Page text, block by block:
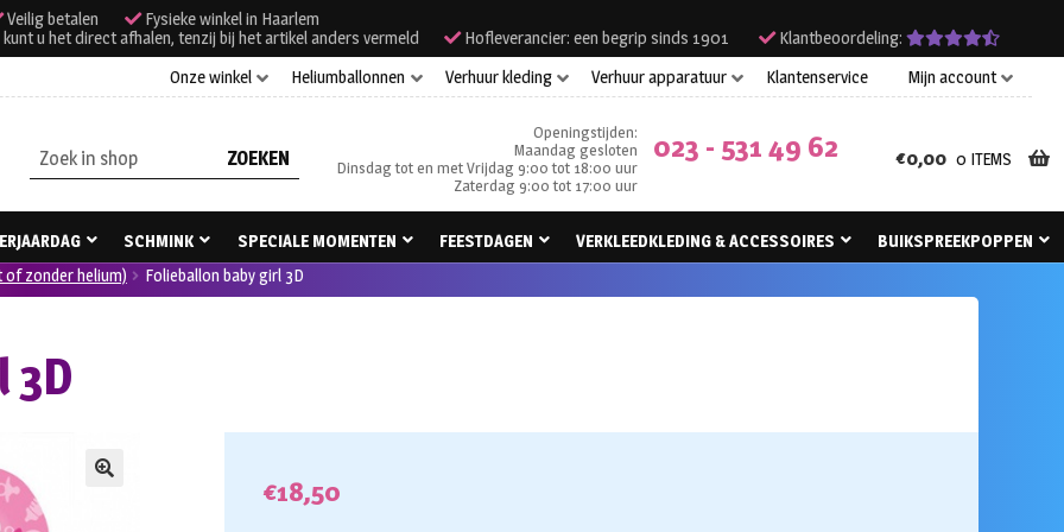
Veilig betalen
Fysieke winkel in Haarlem
u het direct afhalen, tenzij bij het artikel anders vermeld
Hofleverancier: een begrip sinds 1901
Klantbeoordeling:
Onze winkel
Heliumballonnen Verhuur kleding Verhuur apparatuur Klantenservice Mijn account
Zoeken
naar:
Openingstijden:
Maandag gesloten
Dinsdag tot en met Vrijdag 9:00 tot 18:00 uur
Zaterdag 9:00 tot 17:00 uur
023 - 531 49 62 €0,00 0 ITEMS
SCHMINK SPECIALE MOMENTEN FEESTDAGEN VERKLEEDKLEDING & ACCESSOIRES
BUIKSPREEKPOPPEN
of zonder helium) Folieballon baby girl 3D
3D
€18,50